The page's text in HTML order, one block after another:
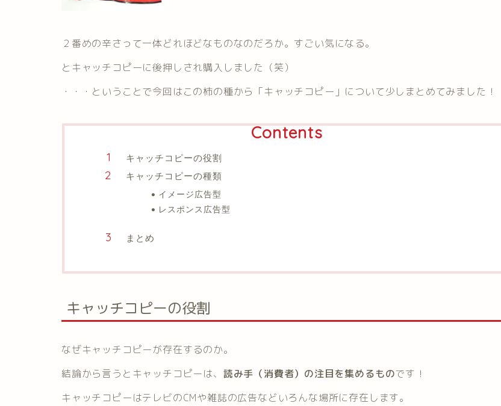
２番めの辛さって一体どれほどなものなのだろか。すごい気になる。
とキャッチコピーに後押しされ購入しました（笑）
・・・ということで今回はこの柿の種から「キャッチコピー」について少しまとめてみました！
Contents
キャッチコピーの役割
キャッチコピーの種類
イメージ広告型
レスポンス広告型
まとめ
キャッチコピーの役割
なぜキャッチコピーが存在するのか。
結論から言うとキャッチコピーは、 読み手（消費者）の注目を集めるものです！
キャッチコピーはテレビのCMや雑誌の広告などいろんな場所に存在します。